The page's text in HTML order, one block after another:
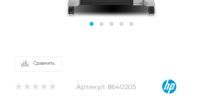
Сравнить
Артикул: 8640205